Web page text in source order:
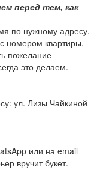
перед тем, как
по нужному адресу,
номером квартиры,
пожелание
это делаем.
ул. Лизы Чайкиной
или на email
вручит букет.